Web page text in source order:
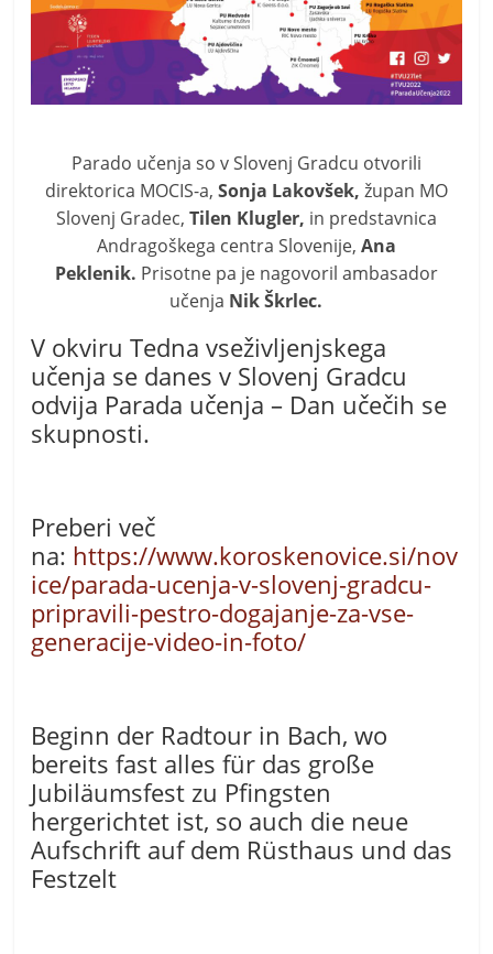
Parado učenja so v Slovenj Gradcu otvorili
direktorica MOCIS-a, Sonja Lakovšek, župan MO
Slovenj Gradec, Tilen Klugler, in predstavnica
Andragoškega centra Slovenije, Ana
Peklenik. Prisotne pa je nagovoril ambasador
učenja Nik Škrlec.
V okviru Tedna vseživljenjskega
učenja se danes v Slovenj Gradcu
odvija Parada učenja – Dan učečih se
skupnosti.
Preberi več
na: https://www.koroskenovice.si/nov
ice/parada-ucenja-v-slovenj-gradcu-
pripravili-pestro-dogajanje-za-vse-
generacije-video-in-foto/
Beginn der Radtour in Bach, wo
bereits fast alles für das große
Jubiläumsfest zu Pfingsten
hergerichtet ist, so auch die neue
Aufschrift auf dem Rüsthaus und das
Festzelt